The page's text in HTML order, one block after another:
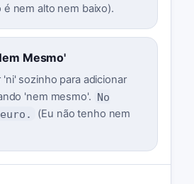
é nem alto nem baixo).
Mesmo'
sozinho para adicionar
'nem mesmo'. No
(Eu não tenho nem